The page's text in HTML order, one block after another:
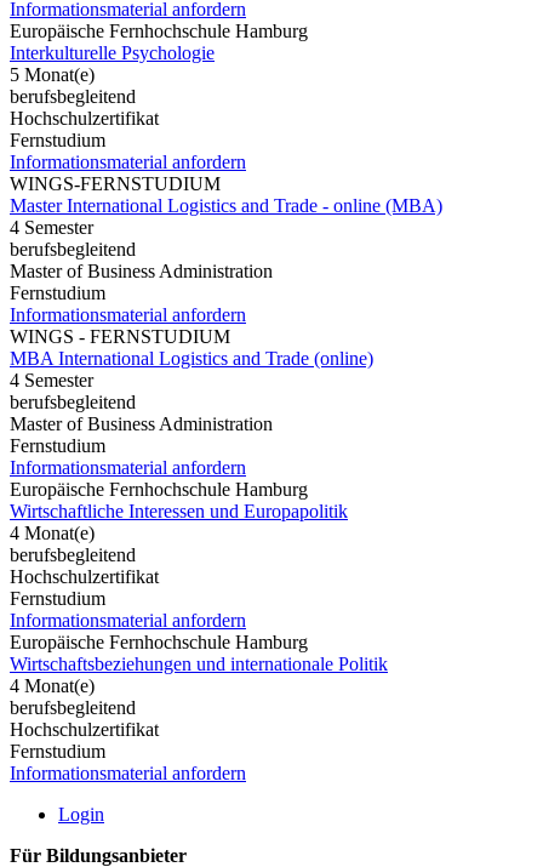
Informationsmaterial anfordern
Europäische Fernhochschule Hamburg
Interkulturelle Psychologie
5 Monat(e)
berufsbegleitend
Hochschulzertifikat
Fernstudium
Informationsmaterial anfordern
WINGS-FERNSTUDIUM
Master International Logistics and Trade - online (MBA)
4 Semester
berufsbegleitend
Master of Business Administration
Fernstudium
Informationsmaterial anfordern
WINGS - FERNSTUDIUM
MBA International Logistics and Trade (online)
4 Semester
berufsbegleitend
Master of Business Administration
Fernstudium
Informationsmaterial anfordern
Europäische Fernhochschule Hamburg
Wirtschaftliche Interessen und Europapolitik
4 Monat(e)
berufsbegleitend
Hochschulzertifikat
Fernstudium
Informationsmaterial anfordern
Europäische Fernhochschule Hamburg
Wirtschaftsbeziehungen und internationale Politik
4 Monat(e)
berufsbegleitend
Hochschulzertifikat
Fernstudium
Informationsmaterial anfordern
Login
Für Bildungsanbieter